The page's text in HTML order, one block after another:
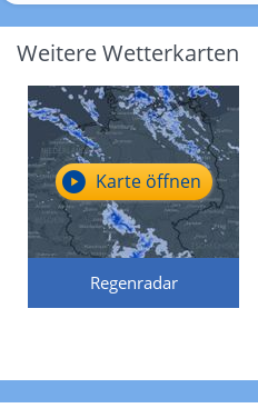
Weitere Wetterkarten
Regenradar
Karte öffnen